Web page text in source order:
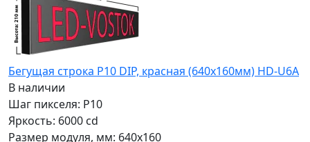
Бегущая строка Р10 DIP, красная (640x160мм) HD-U6A
В наличии
Шаг пикселя: P10
Яркость: 6000 cd
Размер модуля, мм: 640x160